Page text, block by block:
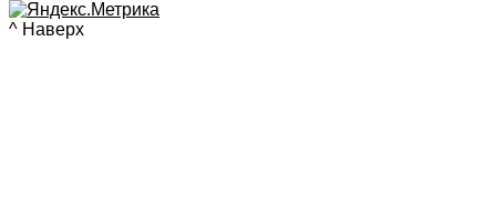
^ Наверх